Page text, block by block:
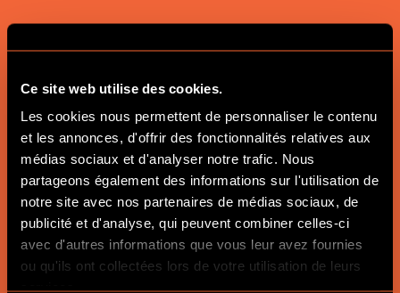
Ce site web utilise des cookies.
Les cookies nous permettent de personnaliser le contenu
et les annonces, d'offrir des fonctionnalités relatives aux
médias sociaux et d'analyser notre trafic. Nous
partageons également des informations sur l'utilisation de
notre site avec nos partenaires de médias sociaux, de
publicité et d'analyse, qui peuvent combiner celles-ci
avec d'autres informations que vous leur avez fournies
ou qu'ils ont collectées lors de votre utilisation de leurs
services.
RESSOURCES
PÉDAGOGIQUES
POUR CRÉER SON
PROPRE ESCAPE
GAME